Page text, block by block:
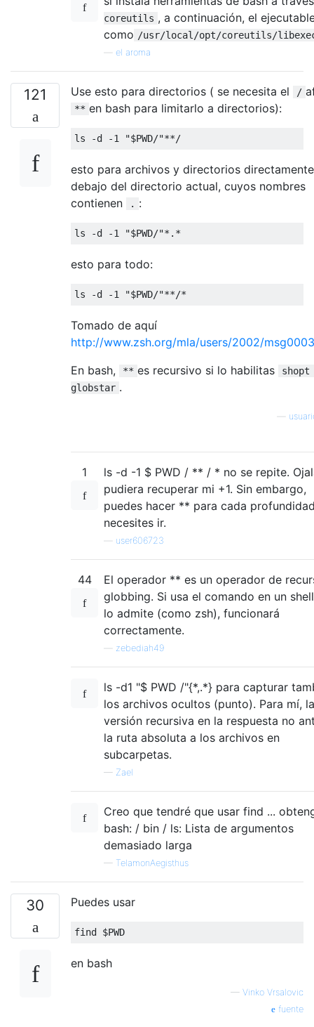
coreutils , a continuación, el
como /usr/local/opt/coreutils/
el aroma
121 Use esto para directorios ( se necesita el /
** en bash para limitarlo a directorios):
esto para archivos y directorios directamente
debajo del directorio actual, cuyos nombres
contienen
. :
esto para todo:
Tomado de aquí
http://www.zsh.org/mla/users/2002/
En bash,
** es recursivo si lo habilitas
globstar .
1
ls -d -1 $ PWD / ** / * no se repite.
pudiera recuperar mi +1. Sin embargo,
puedes hacer ** para cada
necesites ir.
user606723
44
El operador ** es un operador de
globbing. Si usa el comando en un
lo admite (como zsh), funcionará
correctamente.
zebediah49
ls -d1 "$ PWD /"{*,.*} para capturar
los archivos ocultos (punto). Para mí, la
versión recursiva en la respuesta no
la ruta absoluta a los archivos en
subcarpetas.
— Zael
Creo que tendré que usar find ...
bash: / bin / ls: Lista de argumentos
demasiado larga
— TelamonAegisthus
30 Puedes usar
en bash
— Vinko Vrsalovic
fuente